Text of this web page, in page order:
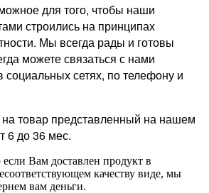
для того, чтобы наши
строились на принципах
Мы всегда рады и готовы
можете связаться с нами
социальных сетях, по телефону и
товар представленный на нашем
6 до 36 мес.
Вам доставлен продукт в
качеству виде, мы
вам деньги.